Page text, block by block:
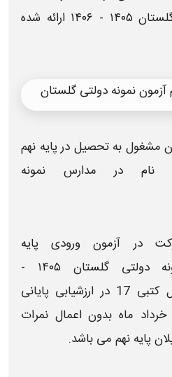
- ۱۴۰۶
ارائه شده
آزمون نمونه دولتیگلستان
مشغول به تحصیل در پایه نهم
نام در مدارس نمونه
در آزمون ورودی پایه
دولتیگلستان
​​۱۴۰۵ -
کسب حداقل معدل کتبی 17 در ارزشیابی پایانی
ماه بدون اعمال نمرات
پایه نهم می باشد.